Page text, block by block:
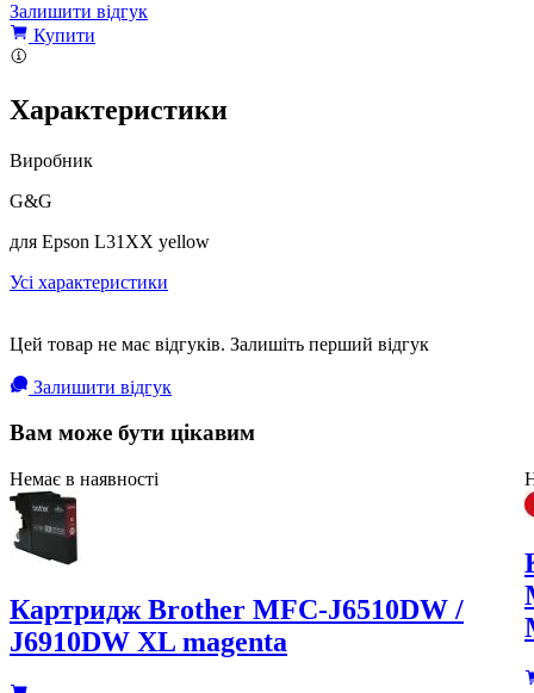
Залишити відгук
Купити
Характеристики
Виробник
G&G
для Epson L31XX yellow
Усі характеристики
Цей товар не має відгуків. Залишіть перший відгук
Залишити відгук
Вам може бути цікавим
Немає в наявності
Картридж Brother MFC-J6510DW /
J6910DW XL magenta